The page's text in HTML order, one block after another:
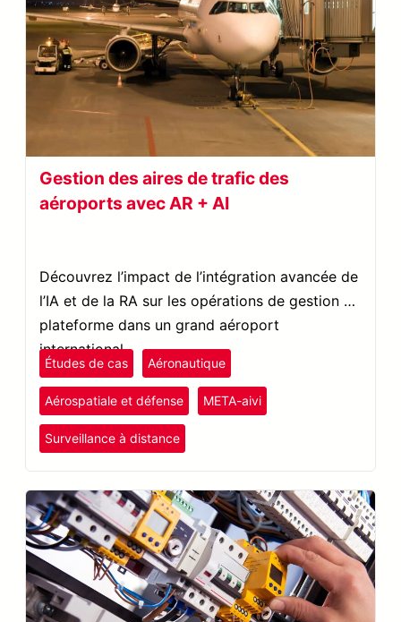
Gestion des aires de trafic des
aéroports avec AR + AI
Découvrez l’impact de l’intégration avancée de
l’IA et de la RA sur les opérations de gestion de
plateforme dans un grand aéroport
international.
Études de cas Aéronautique
Aérospatiale et défense META-aivi
Surveillance à distance